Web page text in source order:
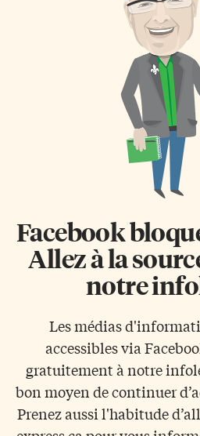
Facebook
Allez à la
notre
Les médias
accessibles via
gratuitement à notre
bon moyen de continuer
Prenez aussi l'habitude